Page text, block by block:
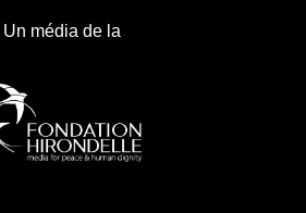
Un média de la